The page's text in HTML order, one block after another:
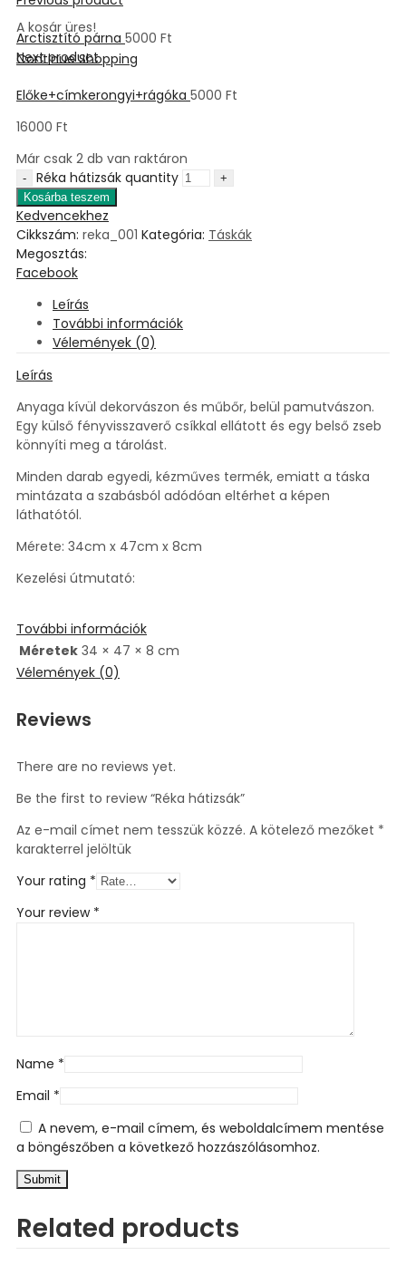
A kosár üres!
Continue Shopping
Arctisztító párna 5000 Ft
Next product
Előke+címkerongyi+rágóka 5000 Ft
16000 Ft
Már csak 2 db van raktáron
Réka hátizsák quantity
Kosárba teszem
Kedvencekhez
Cikkszám: reka_001 Kategória: Táskák
Megosztás:
Facebook
Leírás
További információk
Vélemények (0)
Leírás
Anyaga kívül dekorvászon és műbőr, belül pamutvászon.
Egy külső fényvisszaverő csíkkal ellátott és egy belső zseb
könnyíti meg a tárolást.
Minden darab egyedi, kézműves termék, emiatt a táska
mintázata a szabásból adódóan eltérhet a képen
láthatótól.
Mérete: 34cm x 47cm x 8cm
Kezelési útmutató:
További információk
Méretek 34 × 47 × 8 cm
Vélemények (0)
Reviews
There are no reviews yet.
Be the first to review “Réka hátizsák”
Az e-mail címet nem tesszük közzé. A kötelező mezőket *
karakterrel jelöltük
Your rating *
Your review *
Name *
Email *
A nevem, e-mail címem, és weboldalcímem mentése
a böngészőben a következő hozzászólásomhoz.
Related products